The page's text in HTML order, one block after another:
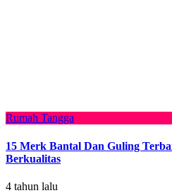
Rumah Tangga
15 Merk Bantal Dan Guling
Berkualitas
4 tahun lalu